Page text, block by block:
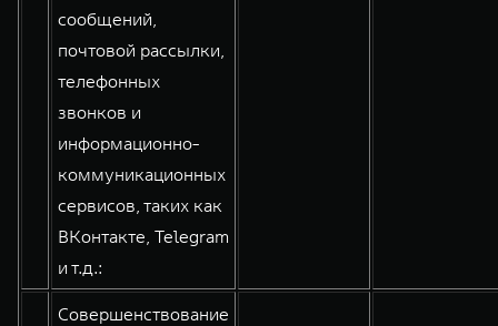
сообщений,
почтовой рассылки,
телефонных
звонков и
информационно-
коммуникационных
сервисов, таких как
ВКонтакте, Telegram
и т.д.:
Совершенствование